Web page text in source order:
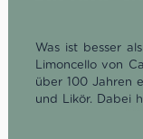
Was ist besser
Limoncello von
über 100 Jahren
und Likör. Dabei
Limoncello